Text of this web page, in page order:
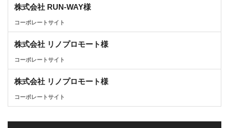
株式会社 RUN-WAY様
コーポレートサイト
株式会社 リノプロモート様
コーポレートサイト
株式会社 リノプロモート様
コーポレートサイト